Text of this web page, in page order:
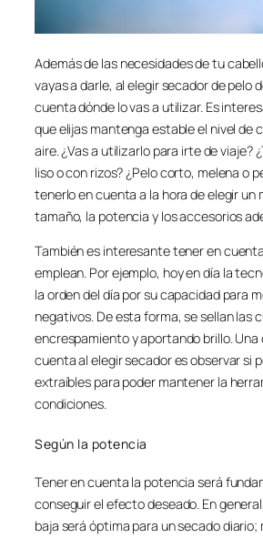
Además de las necesidades de tu
vayas a darle, al elegir secador de pelo
cuenta dónde lo vas a utilizar. Es
que elijas mantenga estable el nivel de
aire. ¿Vas a utilizarlo para irte de viaje?
liso o con rizos? ¿Pelo corto, melena o
tenerlo en cuenta a la hora de elegir un
tamaño, la potencia y los accesorios
También es interesante tener en
emplean. Por ejemplo, hoy en día la
la orden del día por su capacidad para
negativos. De esta forma, se sellan las
encrespamiento y aportando brillo. Una
cuenta al elegir secador es observar si
extraíbles para poder mantener la
condiciones.
Según la potencia
Tener en cuenta la potencia será
conseguir el efecto deseado. En
baja será óptima para un secado